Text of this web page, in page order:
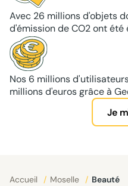
Avec 26 millions d'objets
d'émission de CO2 ont été
Nos 6 millions
millions d'euros grâce à
Je
Accueil / Moselle / Beauté